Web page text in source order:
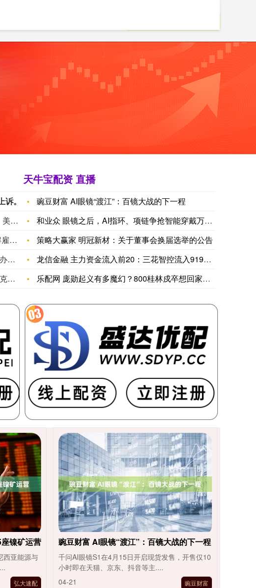
。
特朗普：最高法院必须彻底推翻法院就宴会厅案作出的裁决。
美国证券交易委员会文件：贝莱德公司截至 6 月 30 日持有SpaceX 5100 万股 A 类普通股。
市场消息：特朗普继续推进解雇美联储理事丽莎·库克的计划。
伊拉克总理办公室：伊拉克总理表示，不允许本国领土被用于针对他国的行动。
伊拉克总理接见沙特阿拉伯总情报局局长，双方就地区安全局势的协同事宜展开磋商。
天牛宝配资 直播
豌豆财富 AI眼镜“渡江”：百镜大战的下一程
和业众 眼镜之后，AI指环、项链争抢智能穿戴万亿风口
策略大赢家 明冠新材：关于董事会换届选举的公告
龙信金融 主力资金流入前20：三花智控流入919亿元、汇川技
乐配网 庞勋起义有多魔幻？800桂林戍卒想回家，竟引发20万
镍矿运营
西亚能源与
弘大速配
豌豆财富 AI眼镜“渡江”：百镜大战的下一程
千问AI眼镜S1在4月15日开启现货发售，开售仅10
小时即在天猫、京东、抖音等主....
04-21
豌豆财富